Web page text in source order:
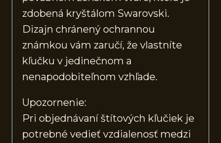
zdobená kryštálom Swarovski.
Dizajn chránený ochrannou
známkou vám zaručí, že vlastníte
kľučku v jedinečnom a
nenapodobiteľnom vzhľade.
Upozornenie:
Pri objednávaní štítových kľučiek je
potrebné vedieť vzdialenosť medzi